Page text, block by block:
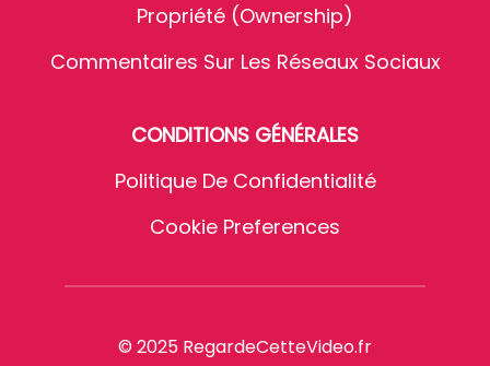
Propriété (Ownership)
Commentaires Sur Les Réseaux Sociaux
CONDITIONS GÉNÉRALES
Politique De Confidentialité
Cookie Preferences
© 2025 RegardeCetteVideo.fr